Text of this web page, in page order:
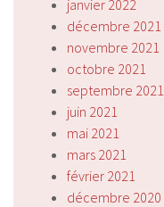
janvier 2022
décembre 2021
novembre 2021
octobre 2021
septembre 2021
juin 2021
mai 2021
mars 2021
février 2021
décembre 2020